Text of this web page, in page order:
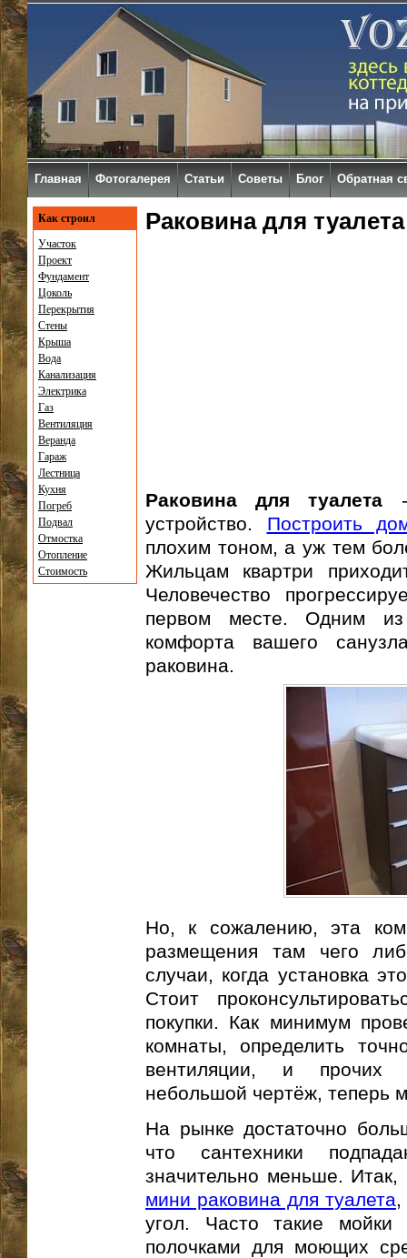
Раковина для туалета
Раковина для туалета -
устройство. Построить
плохим тоном, а уж тем
Жильцам квартри
Человечество
первом месте. Одним из
комфорта вашего
раковина.
Но, к сожалению, эта
размещения там чего
случаи, когда установка
Стоит
покупки. Как минимум
комнаты, определить
вентиляции, и прочих
небольшой чертёж, теперь
На рынке достаточно
что сантехники
значительно меньше.
мини раковина для туалета,
угол. Часто такие мойки
полочками для моющих
Как строил
Участок
Проект
Фундамент
Цоколь
Перекрытия
Стены
Крыша
Вода
Канализация
Электрика
Газ
Вентиляция
Веранда
Гараж
Лестница
Кухня
Погреб
Подвал
Отмостка
Отопление
Стоимость
Главная Фотогалерея Статьи Советы Блог Обратная